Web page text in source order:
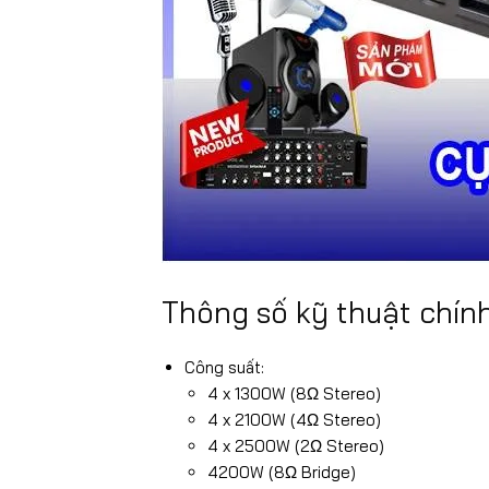
Thông số kỹ thuật
Công suất:
4 x 1300W (8Ω Stereo)
4 x 2100W (4Ω Stereo)
4 x 2500W (2Ω Stereo)
4200W (8Ω Bridge)